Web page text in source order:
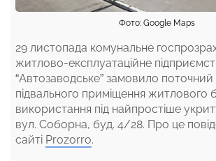
Фото: Google Maps
29 листопада комунальне
житлово-експлуатаційне
“Автозаводське” замовило
підвального приміщення житлового
використання під найпростіше
вул. Соборна, буд. 4/28. Про це
сайті Prozorro.